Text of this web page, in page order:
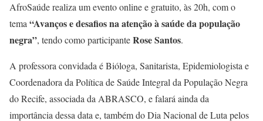
AfroSaúde realiza um evento online e gratuito, às 20h, com o
tema “Avanços e desafios na atenção à saúde da população
negra”, tendo como participanteRose Santos.
A professora convidada é Bióloga, Sanitarista, Epidemiologista e
Coordenadora da Política de Saúde Integral da População Negra
do Recife, associada da ABRASCO, e falará ainda da
importância dessa data e, também do Dia Nacional de Luta pelos